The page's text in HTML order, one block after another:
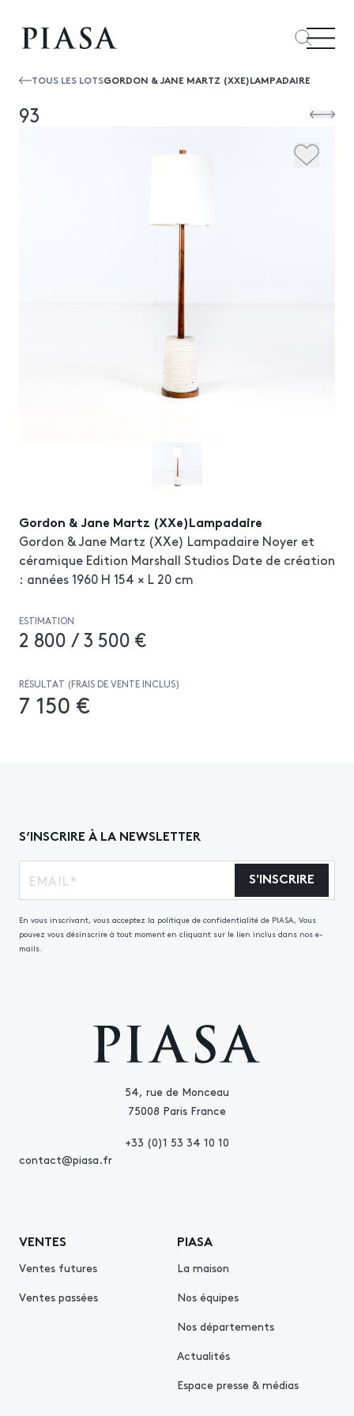
TOUS LES LOTSGORDON & JANE MARTZ (XXE)LAMPADAIRE
93
Gordon & Jane Martz (XXe)Lampadaire
Gordon & Jane Martz (XXe) Lampadaire Noyer et
céramique Edition Marshall Studios Date de création
: années 1960 H 154 × L 20 cm
ESTIMATION
2 800 / 3 500 €
RÉSULTAT (FRAIS DE VENTE INCLUS)
7 150 €
54, rue de Monceau
75008 Paris France
+33 (0)1 53 34 10 10
contact@piasa.fr
VENTES
Ventes futures
Ventes passées
PIASA
La maison
Nos équipes
Nos départements
Actualités
Espace presse & médias
S’INSCRIRE À LA NEWSLETTER
S'INSCRIRE
En vous inscrivant, vous acceptez la politique de confidentialité de PIASA, Vous
pouvez vous désinscrire à tout moment en cliquant sur le lien inclus dans nos e-
mails.